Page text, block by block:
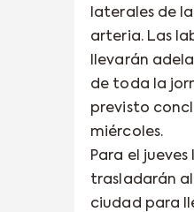
laterales de
arteria. Las
llevarán
de toda la
previsto
miércoles.
Para el
trasladarán
ciudad para